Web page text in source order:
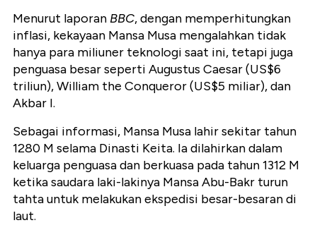
Menurut laporan BBC, dengan memperhitungkan
inflasi, kekayaan Mansa Musa mengalahkan tidak
hanya para miliuner teknologi saat ini, tetapi juga
penguasa besar seperti Augustus Caesar (US$6
triliun), William the Conqueror (US$5 miliar), dan
Akbar I.
Sebagai informasi, Mansa Musa lahir sekitar tahun
1280 M selama Dinasti Keita. Ia dilahirkan dalam
keluarga penguasa dan berkuasa pada tahun 1312 M
ketika saudara laki-lakinya Mansa Abu-Bakr turun
tahta untuk melakukan ekspedisi besar-besaran di
laut.